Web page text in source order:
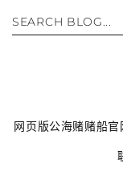
SEARCH BLOG...
网页版公海赌赌船官